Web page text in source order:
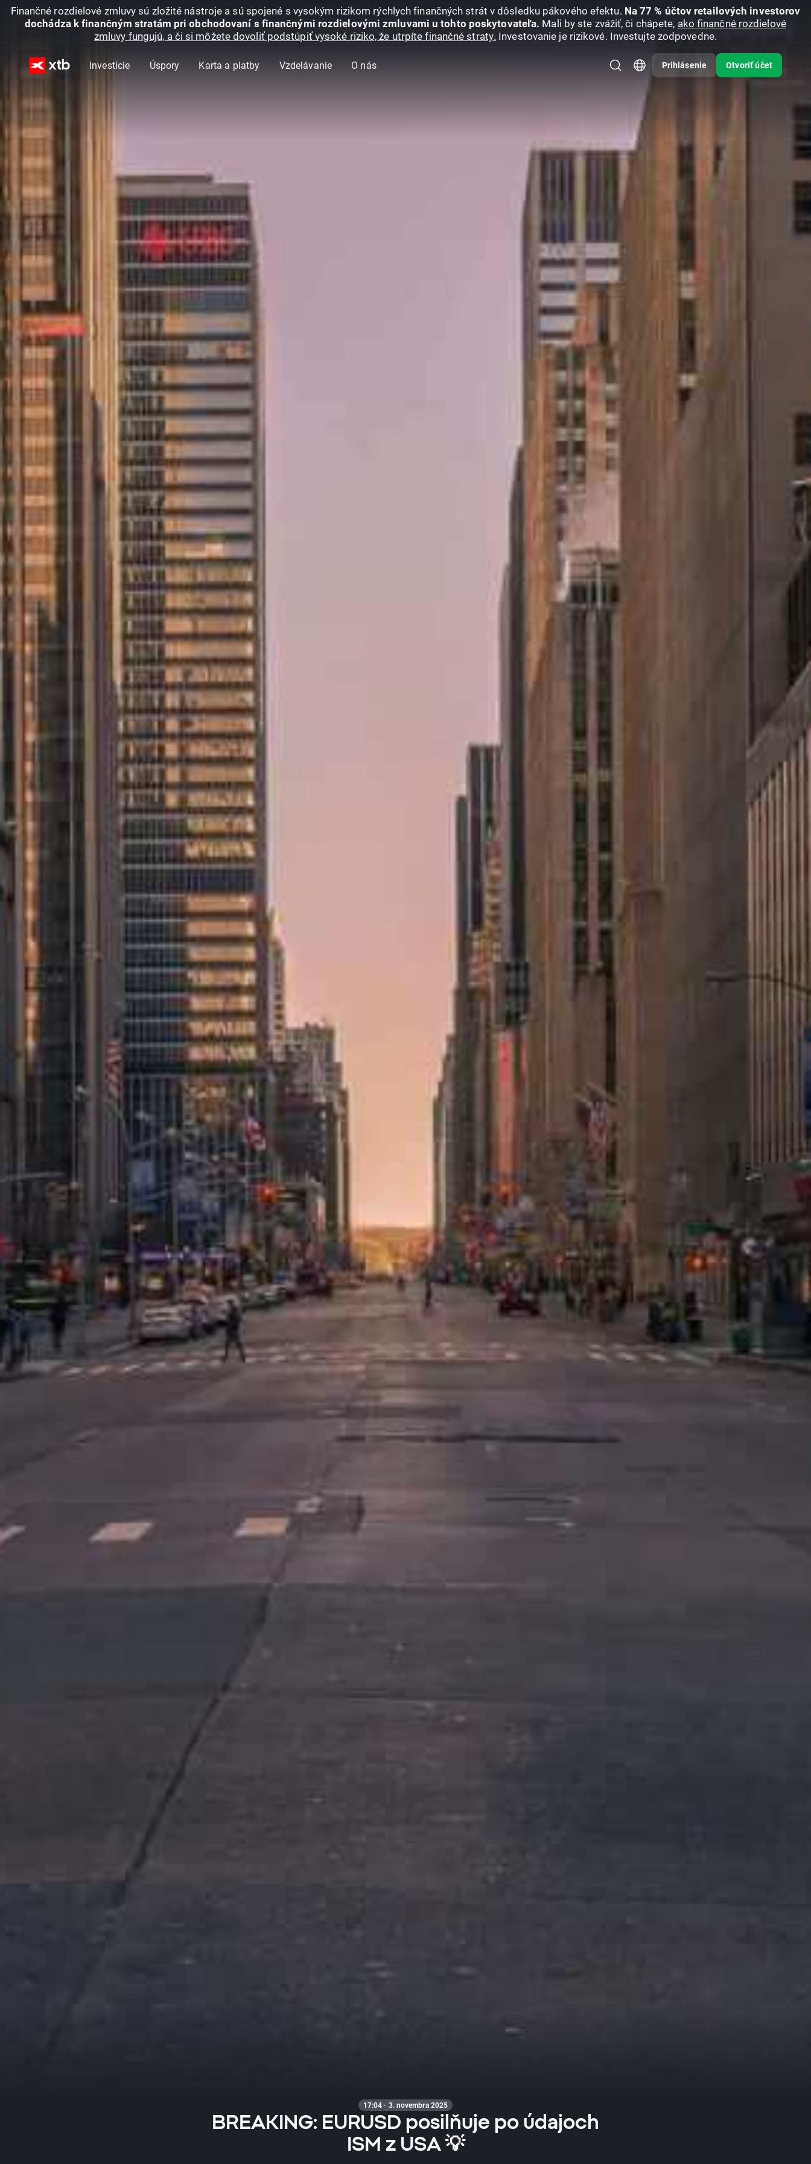
Finančné rozdielové zmluvy sú zložité nástroje a sú spojené s vysokým rizikom rýchlych finančných strát v dôsledku pákového efektu. Na 77 % účtov retailových investorov
dochádza k finančným stratám pri obchodovaní s finančnými rozdielovými zmluvami u tohto poskytovateľa. Mali by ste zvážiť, či chápete, ako finančné rozdielové
zmluvy fungujú, a či si môžete dovoliť podstúpiť vysoké riziko, že utrpíte finančné straty. Investovanie je rizikové. Investujte zodpovedne.
Investície Úspory Karta a platby Vzdelávanie O nás Prihlásenie Otvoriť účet
17:04 · 3. novembra 2025
BREAKING: EURUSD posilňuje po údajoch
ISM z USA 💡